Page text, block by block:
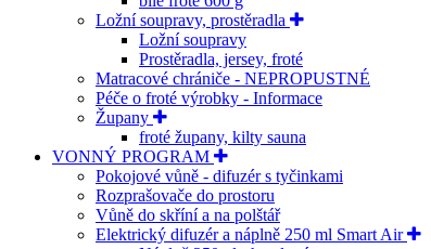
Ložní soupravy, prostěradla
Ložní soupravy
Prostěradla, jersey, froté
Matracové chrániče - NEPROPUSTNÉ
Péče o froté výrobky - Informace
Župany
froté župany, kilty sauna
VONNÝ PROGRAM
Pokojové vůně - difuzér s tyčinkami
Rozprašovače do prostoru
Vůně do skříní a na polštář
Elektrický difuzér a náplně 250 ml Smart Air